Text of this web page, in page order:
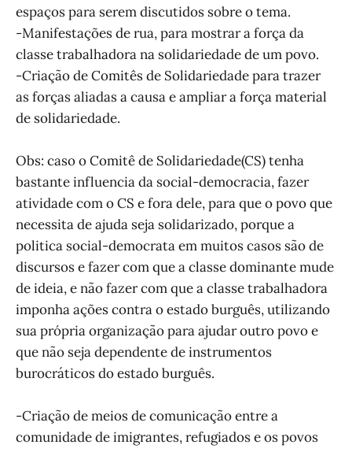
espaços para serem discutidos sobre o tema.
-Manifestações de rua, para mostrar a força da
classe trabalhadora na solidariedade de um povo.
-Criação de Comitês de Solidariedade para trazer
as forças aliadas a causa e ampliar a força material
de solidariedade.
Obs: caso o Comitê de Solidariedade(CS) tenha
bastante influencia da social-democracia, fazer
atividade com o CS e fora dele, para que o povo que
necessita de ajuda seja solidarizado, porque a
politica social-democrata em muitos casos são de
discursos e fazer com que a classe dominante mude
de ideia, e não fazer com que a classe trabalhadora
imponha ações contra o estado burguês, utilizando
sua própria organização para ajudar outro povo e
que não seja dependente de instrumentos
burocráticos do estado burguês.
-Criação de meios de comunicação entre a
comunidade de imigrantes, refugiados e os povos